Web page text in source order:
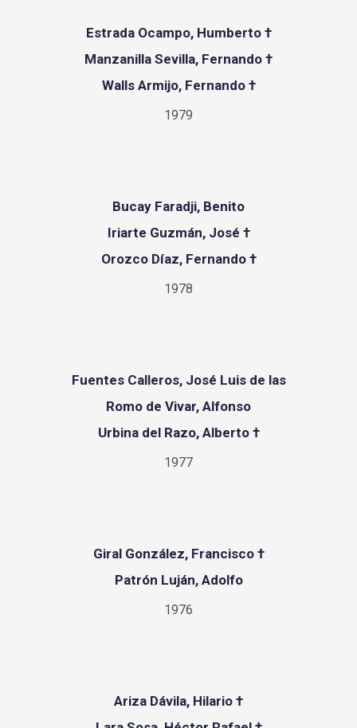
Estrada Ocampo, Humberto †
Manzanilla Sevilla, Fernando †
Walls Armijo, Fernando †
1979
Bucay Faradji, Benito
Iriarte Guzmán, José †
Orozco Díaz, Fernando †
1978
Fuentes Calleros, José Luis de las
Romo de Vivar, Alfonso
Urbina del Razo, Alberto †
1977
Giral González, Francisco †
Patrón Luján, Adolfo
1976
Ariza Dávila, Hilario †